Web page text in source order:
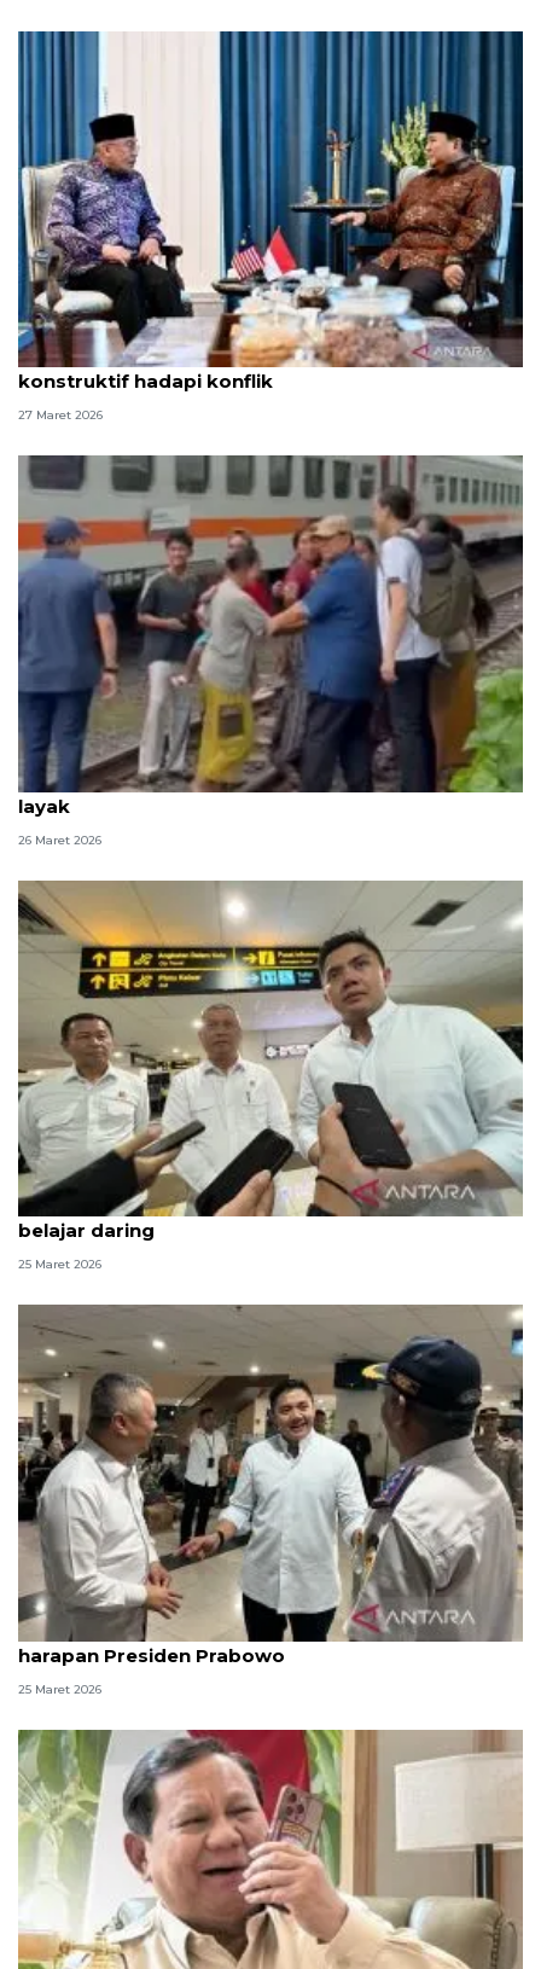
Anwar: Pertemuan dengan Prabowo buka ruang
konstruktif hadapi konflik
27 Maret 2026
Prabowo tinjau bantaran rel Senen, siapkan hunian
layak
26 Maret 2026
Kemarin, Seskab Teddy silaturahmi Idul Fitri hingga
belajar daring
25 Maret 2026
Seskab Teddy sebut angkutan Lebaran sesuai
harapan Presiden Prabowo
25 Maret 2026